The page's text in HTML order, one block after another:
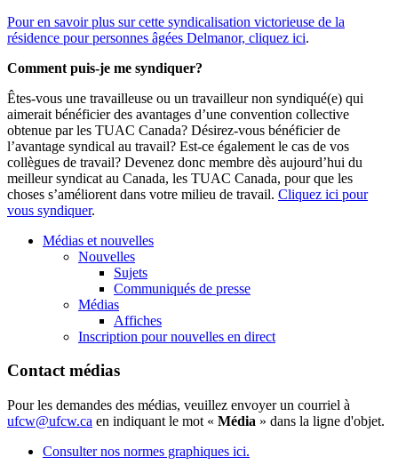
Pour en savoir plus sur cette syndicalisation victorieuse de la
résidence pour personnes âgées Delmanor, cliquez ici.
Comment puis-je me syndiquer?
Êtes-vous une travailleuse ou un travailleur non syndiqué(e) qui
aimerait bénéficier des avantages d’une convention collective
obtenue par les TUAC Canada? Désirez-vous bénéficier de
l’avantage syndical au travail? Est-ce également le cas de vos
collègues de travail? Devenez donc membre dès aujourd’hui du
meilleur syndicat au Canada, les TUAC Canada, pour que les
choses s’améliorent dans votre milieu de travail. Cliquez ici pour
vous syndiquer.
Médias et nouvelles
Nouvelles
Sujets
Communiqués de presse
Médias
Affiches
Inscription pour nouvelles en direct
Contact médias
Pour les demandes des médias, veuillez envoyer un courriel à
ufcw@ufcw.ca en indiquant le mot « Média » dans la ligne d'objet.
Consulter nos normes graphiques ici.